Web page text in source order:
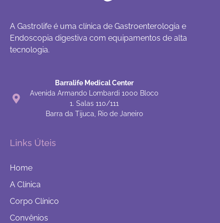
A Gastrolife é uma clínica de Gastroenterologia e
Endoscopia digestiva com equipamentos de alta
tecnologia.
Barralife Medical Center
Avenida Armando Lombardi 1000 Bloco
1. Salas 110/111
Barra da Tijuca, Rio de Janeiro
Links Úteis
Home
A Clínica
Corpo Clínico
Convênios